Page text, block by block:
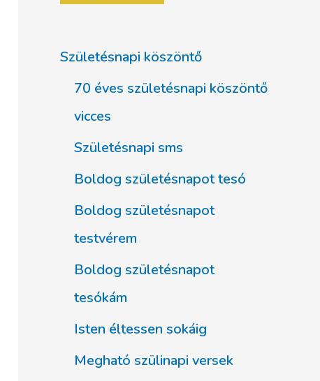
Születésnapi köszöntő
70 éves születésnapi köszöntő
vicces
Születésnapi sms
Boldog születésnapot tesó
Boldog születésnapot
testvérem
Boldog születésnapot
tesókám
Isten éltessen sokáig
Megható szülinapi versek